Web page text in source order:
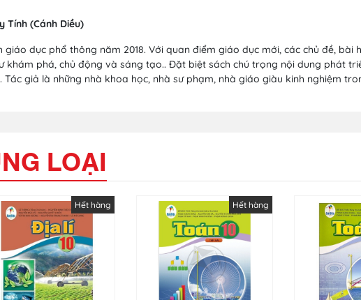
Tính (Cánh Diều)
dục phổ thông năm 2018. Với quan điểm giáo dục mới, các chủ đề, bài
khám phá, chủ động và sáng tạo.. Đặt biệt sách chú trọng nội dung phát
Tác giả là những nhà khoa học, nhà sư phạm, nhà giáo giàu kinh nghiệm
LOẠI
Hết hàng Hết hàng